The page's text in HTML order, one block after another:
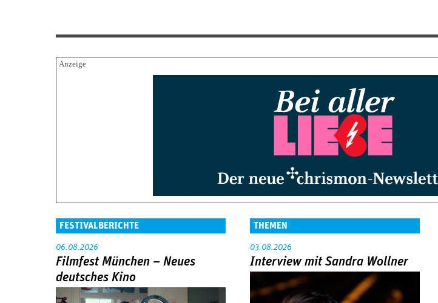
FESTIVALBERICHTE
06.08.2026
Filmfest München – Neues
deutsches Kino
THEMEN
03.08.2026
Interview mit Sandra Wollner